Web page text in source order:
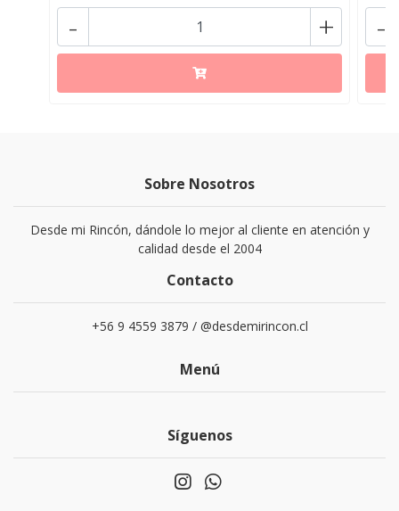
+
- -
Sobre Nosotros
Desde mi Rincón, dándole lo mejor al cliente en atención y
calidad desde el 2004
Contacto
+56 9 4559 3879 / @desdemirincon.cl
Menú
Síguenos